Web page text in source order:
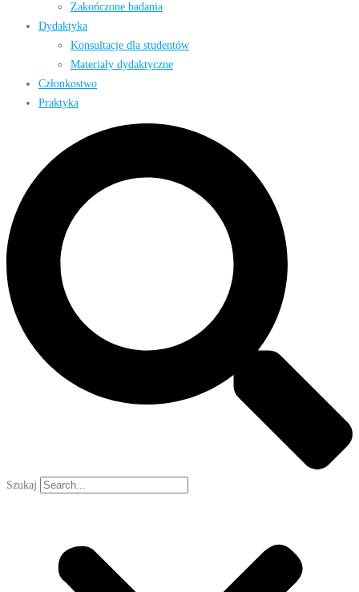
Zakończone badania
Dydaktyka
Konsultacje dla studentów
Materiały dydaktyczne
Członkostwo
Praktyka
Szukaj